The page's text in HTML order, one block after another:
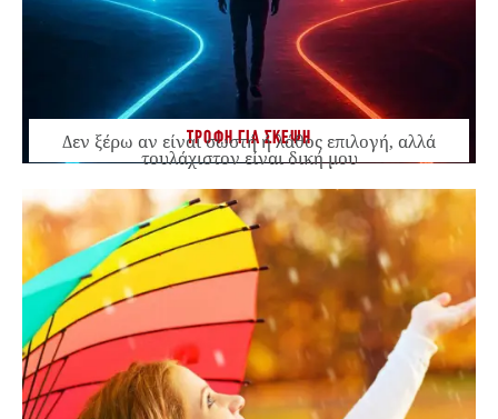
ΤΡΟΦΗ ΓΙΑ ΣΚΕΨΗ
Δεν ξέρω αν είναι σωστή ή λάθος επιλογή, αλλά
τουλάχιστον είναι δική μου